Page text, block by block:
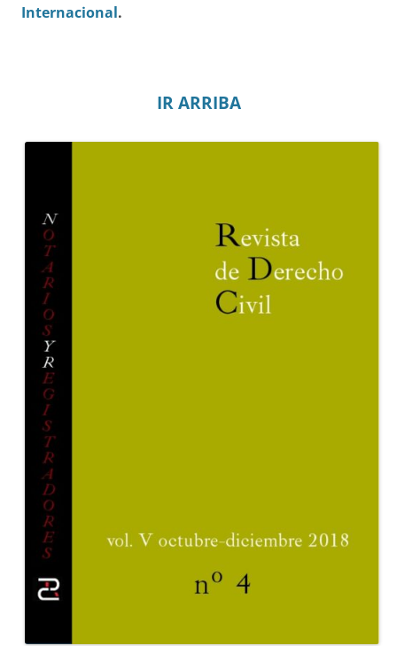
Internacional.
IR ARRIBA